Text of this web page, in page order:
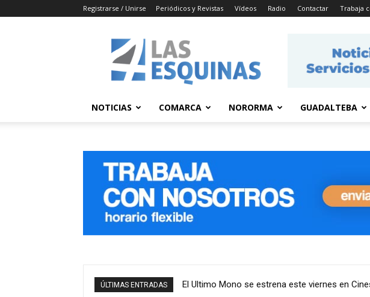
Registrarse / Unirse Periódicos y Revistas Vídeos Radio Contactar Trabaja
Las
4
Esquinas
NOTICIAS COMARCA NORORMA GUADALTEBA
ÚLTIMAS ENTRADAS El Ultimo Mono se estrena este viernes en Cines
Antequera culmina la segunda fase de